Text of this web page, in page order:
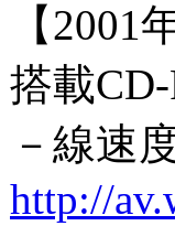
【
搭載
－線速
http://